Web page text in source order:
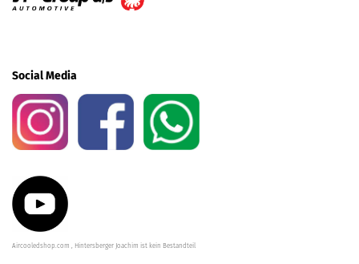
Social Media
Aircooledshop.com , Hintersberger Joachim ist kein Bestandteil